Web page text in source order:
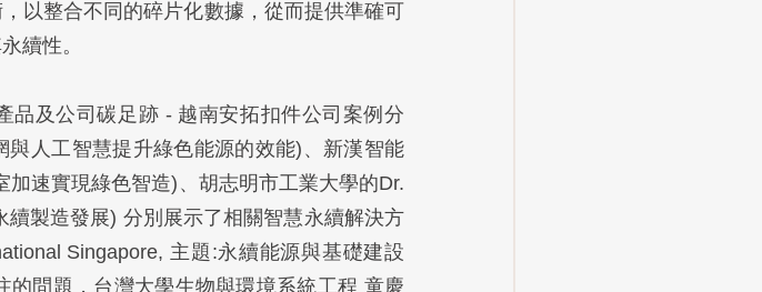
以整合不同的碎片化數據，從而提供準確可
續性。
品及公司碳足跡 - 越南安拓扣件公司案例分
與人工智慧提升綠色能源的效能)、新漢智能
速實現綠色智造)、胡志明市工業大學的Dr.
製造發展) 分別展示了相關智慧永續解決方
Singapore, 主題:永續能源與基礎建設
問題，台灣大學生物與環境系統工程 童慶